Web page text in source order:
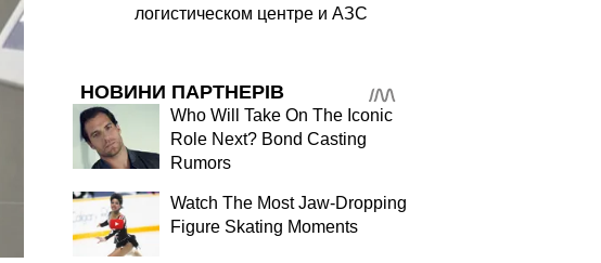
логистическом центре и АЗС
НОВИНИ ПАРТНЕРІВ
Who Will Take On The Iconic
Role Next? Bond Casting
Rumors
Watch The Most Jaw‑Dropping
Figure Skating Moments